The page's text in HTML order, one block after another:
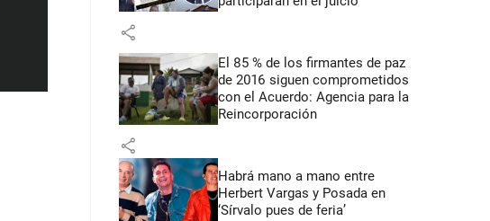
share
El 85 % de los firmantes de paz
de 2016 siguen comprometidos
con el Acuerdo: Agencia para la
Reincorporación
share
Habrá mano a mano entre
Herbert Vargas y Posada en
‘Sírvalo pues de feria’